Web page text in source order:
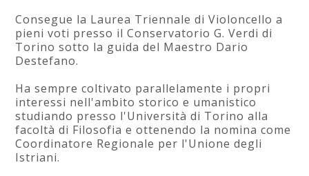
Consegue la Laurea Triennale di Violoncello a
pieni voti presso il Conservatorio G. Verdi di
Torino sotto la guida del Maestro Dario
Destefano.
Ha sempre coltivato parallelamente i propri
interessi nell'ambito storico e umanistico
studiando presso l'Università di Torino alla
facoltà di Filosofia e ottenendo la nomina come
Coordinatore Regionale per l'Unione degli
Istriani.